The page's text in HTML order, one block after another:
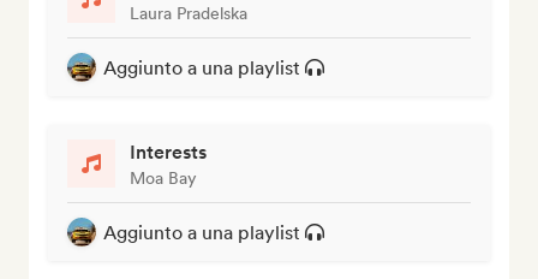
Laura Pradelska
Aggiunto a una playlist
Interests
Moa Bay
Aggiunto a una playlist